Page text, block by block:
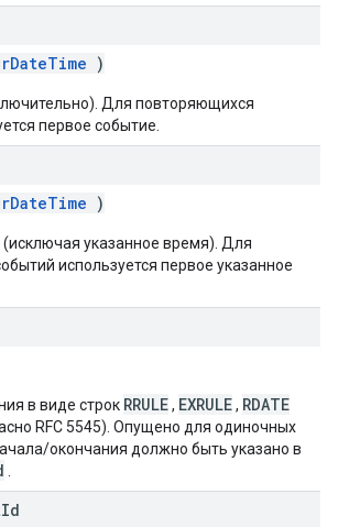
)
Для повторяющихся
первое событие.
)
указанное время). Для
используется первое указанное
в виде строк RRULE, EXRULE, RDATE
RFC 5545). Опущено для одиночных
окончания должно быть указано в
Id